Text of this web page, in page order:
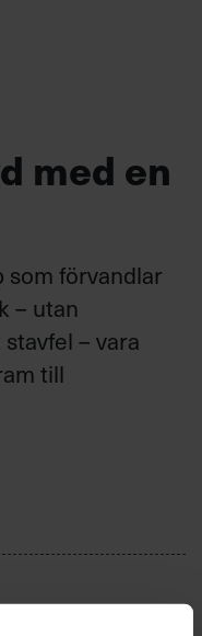
med en
som förvandlar
– utan
– vara
till